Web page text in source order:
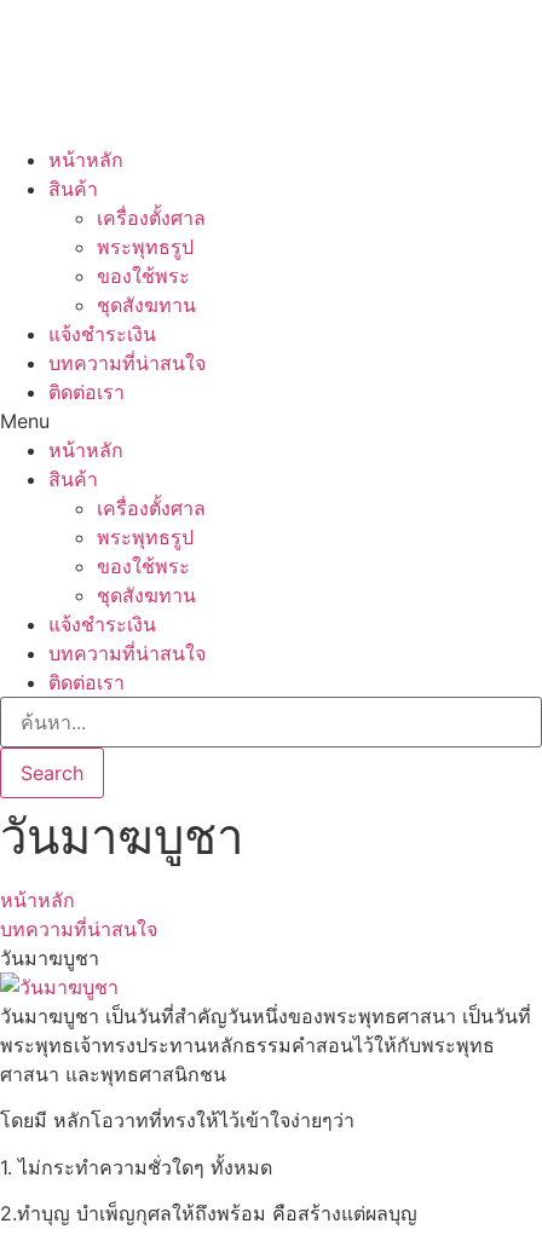
หน้าหลัก
สินค้า
เครื่องตั้งศาล
พระพุทธรูป
ของใช้พระ
ชุดสังฆทาน
แจ้งชำระเงิน
บทความที่น่าสนใจ
ติดต่อเรา
Menu
หน้าหลัก
สินค้า
เครื่องตั้งศาล
พระพุทธรูป
ของใช้พระ
ชุดสังฆทาน
แจ้งชำระเงิน
บทความที่น่าสนใจ
ติดต่อเรา
Search
วันมาฆบูชา
หน้าหลัก
บทความที่น่าสนใจ
วันมาฆบูชา
วันมาฆบูชา เป็นวันที่สำคัญวันหนึ่งของพระพุทธศาสนา เป็นวันที่
พระพุทธเจ้าทรงประทานหลักธรรมคำสอนไว้ให้กับพระพุทธ
ศาสนา และพุทธศาสนิกชน
โดยมี หลักโอวาทที่ทรงให้ไว้เข้าใจง่ายๆว่า
1. ไม่กระทำความชั่วใดๆ ทั้งหมด
2.ทำบุญ บำเพ็ญกุศลให้ถึงพร้อม คือสร้างแต่ผลบุญ